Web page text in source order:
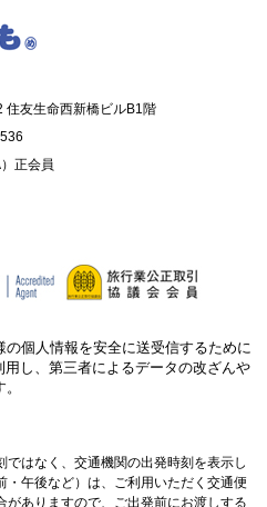
友生命西新橋ビルB1階
正会員
の個人情報を安全に送受信するために
し、第三者によるデータの改ざんや
ではなく、交通機関の出発時刻を表示し
・午後など）は、ご利用いただく交通便
ありますので、ご出発前にお渡しする